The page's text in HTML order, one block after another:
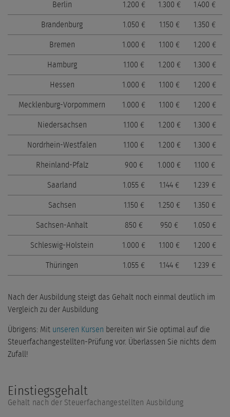
Berlin 1.200 € 1.300 € 1.400 €
Brandenburg 1.050 € 1.150 € 1.350 €
Bremen 1.000 € 1.100 € 1.200 €
Hamburg 1.100 € 1.200 € 1.300 €
Hessen 1.000 € 1.100 € 1.200 €
Mecklenburg-Vorpommern 1.000 € 1.100 € 1.200 €
Niedersachsen 1.100 € 1.200 € 1.300 €
Nordrhein-Westfalen 1.100 € 1.200 € 1.300 €
Rheinland-Pfalz 900 € 1.000 € 1.100 €
Saarland 1.055 € 1.144 € 1.239 €
Sachsen 1.150 € 1.250 € 1.350 €
Sachsen-Anhalt 850 € 950 € 1.050 €
Schleswig-Holstein 1.000 € 1.100 € 1.200 €
Thüringen 1.055 € 1.144 € 1.239 €
Nach der Ausbildung steigt das Gehalt noch einmal deutlich im
Vergleich zu der Ausbildung
Übrigens: Mit unseren Kursen bereiten wir Sie optimal auf die
Steuerfachangestellten-Prüfung vor. Überlassen Sie nichts dem
Zufall!
Einstiegsgehalt
Gehalt nach der Steuerfachangestellten Ausbildung